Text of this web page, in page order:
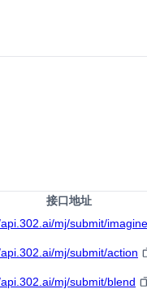
接口地址
mj/submit/imagine
mj/submit/action
mj/submit/blend